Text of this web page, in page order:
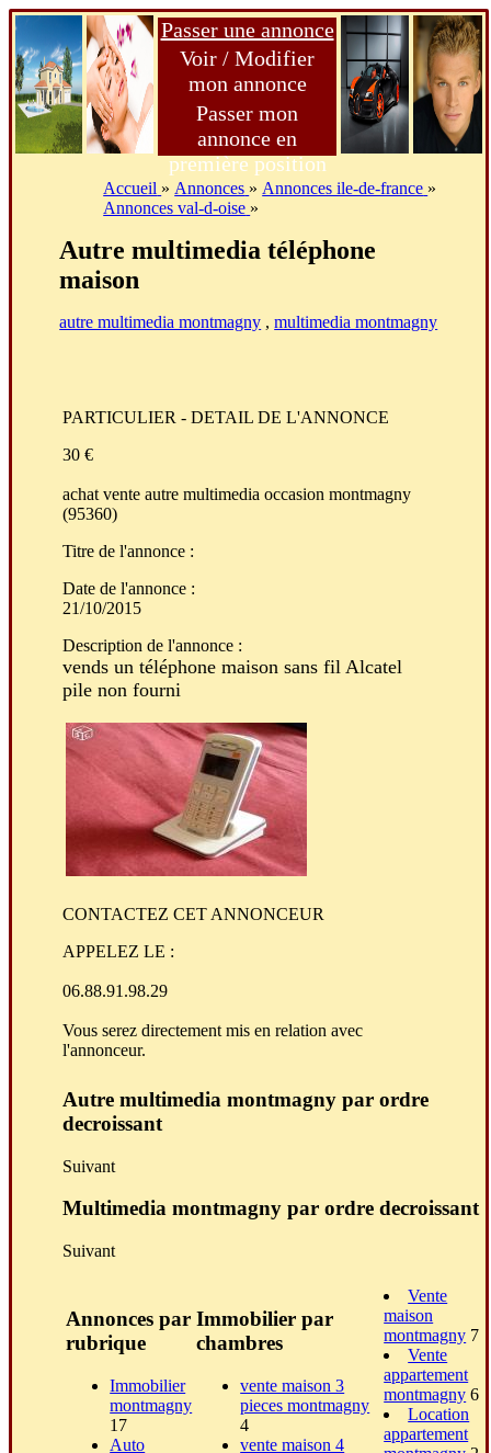
Passer une annonce
Voir / Modifier
mon annonce
Passer mon
annonce en
première position
Accueil » Annonces » Annonces ile-de-france »
Annonces val-d-oise »
Autre multimedia téléphone
maison
autre multimedia montmagny ,multimedia montmagny
PARTICULIER - DETAIL DE L'ANNONCE
30 €
achat vente autre multimedia occasion montmagny
(95360)
Titre de l'annonce :
Date de l'annonce :
21/10/2015
Description de l'annonce :
vends un téléphone maison sans fil Alcatel
pile non fourni
CONTACTEZ CET ANNONCEUR
APPELEZ LE :
06.88.91.98.29
Vous serez directement mis en relation avec
l'annonceur.
Autre multimedia montmagny par ordre
decroissant
Suivant
Multimedia montmagny par ordre decroissant
Suivant
Annonces par
rubrique
Immobilier
montmagny
17
Auto
Immobilier par
chambres
vente maison 3
pieces montmagny
4
vente maison 4
Vente
maison
montmagny 7
Vente
appartement
montmagny 6
Location
appartement